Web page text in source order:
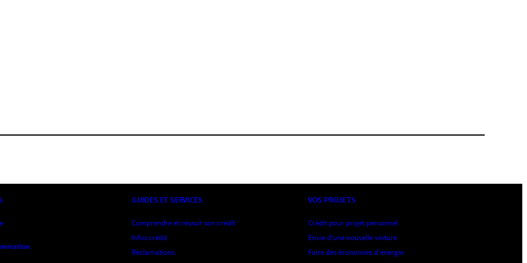
GUIDES ET SERVICES
Comprendre et réussir son crédit
Infos crédit
Réclamations
VOS PROJETS
Crédit pour projet personnel
Envie d’une nouvelle voiture
Faire des économies d’énergie